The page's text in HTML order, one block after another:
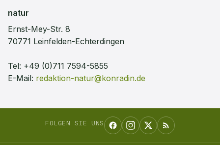
natur
Ernst-Mey-Str. 8
70771 Leinfelden-Echterdingen
Tel: +49 (0)711 7594-5855
E-Mail: redaktion-natur@konradin.de
FOLGEN SIE UNS